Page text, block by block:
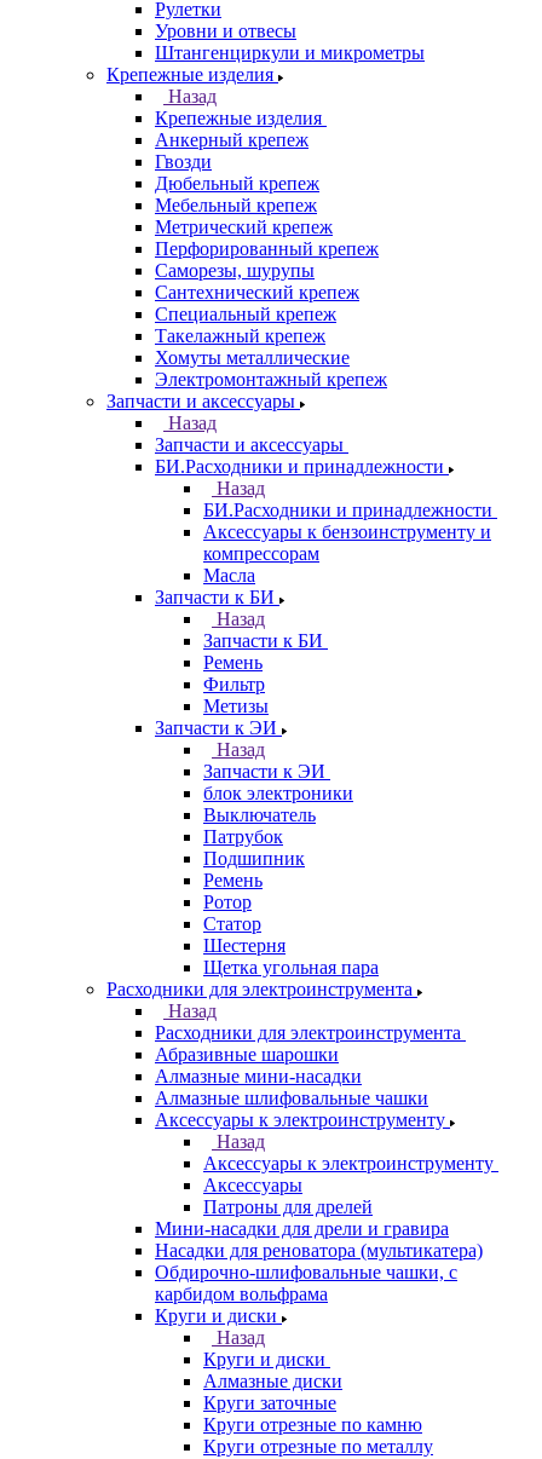
Рулетки
Уровни и отвесы
Штангенциркули и микрометры
Крепежные изделия
Назад
Крепежные изделия
Анкерный крепеж
Гвозди
Дюбельный крепеж
Мебельный крепеж
Метрический крепеж
Перфорированный крепеж
Саморезы, шурупы
Сантехнический крепеж
Специальный крепеж
Такелажный крепеж
Хомуты металлические
Электромонтажный крепеж
Запчасти и аксессуары
Назад
Запчасти и аксессуары
БИ.Расходники и принадлежности
Назад
БИ.Расходники и принадлежности
Аксессуары к бензоинструменту и
компрессорам
Масла
Запчасти к БИ
Назад
Запчасти к БИ
Ремень
Фильтр
Метизы
Запчасти к ЭИ
Назад
Запчасти к ЭИ
блок электроники
Выключатель
Патрубок
Подшипник
Ремень
Ротор
Статор
Шестерня
Щетка угольная пара
Расходники для электроинструмента
Назад
Расходники для электроинструмента
Абразивные шарошки
Алмазные мини-насадки
Алмазные шлифовальные чашки
Аксессуары к электроинструменту
Назад
Аксессуары к электроинструменту
Аксессуары
Патроны для дрелей
Мини-насадки для дрели и гравира
Насадки для реноватора (мультикатера)
Обдирочно-шлифовальные чашки, с
карбидом вольфрама
Круги и диски
Назад
Круги и диски
Алмазные диски
Круги заточные
Круги отрезные по камню
Круги отрезные по металлу